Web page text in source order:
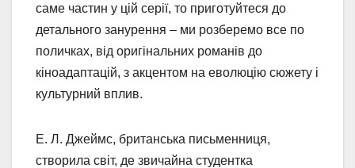
саме частин у цій серії, то приготуйтеся до
детального занурення – ми розберемо все по
поличках, від оригінальних романів до
кіноадаптацій, з акцентом на еволюцію сюжету і
культурний вплив.
Е. Л. Джеймс, британська письменниця,
створила світ, де звичайна студентка